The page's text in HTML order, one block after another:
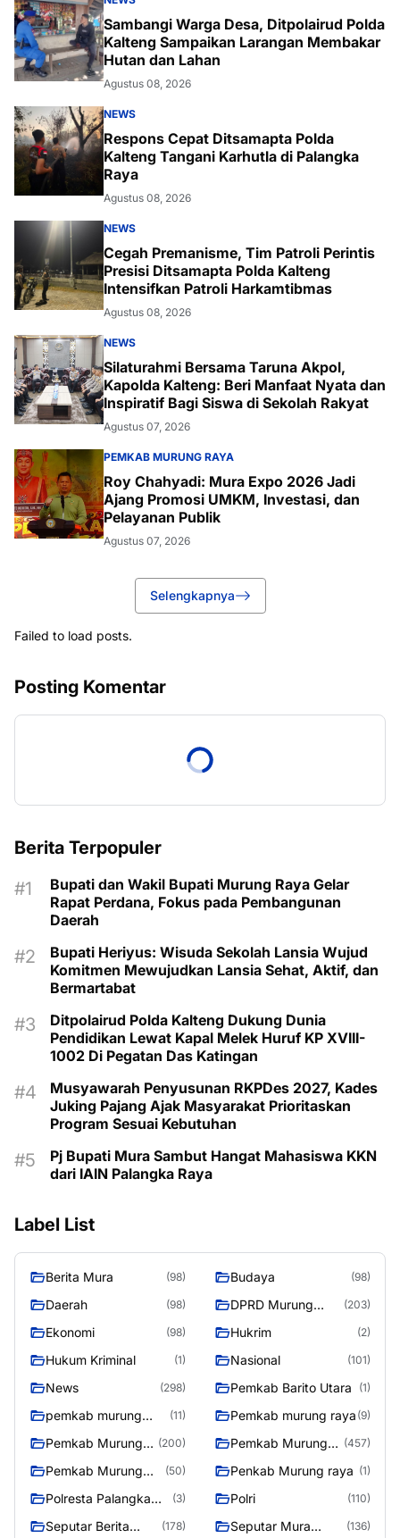
Sambangi Warga Desa, Ditpolairud Polda
Kalteng Sampaikan Larangan Membakar
Hutan dan Lahan
Agustus 08, 2026
NEWS
Respons Cepat Ditsamapta Polda
Kalteng Tangani Karhutla di Palangka
Raya
Agustus 08, 2026
NEWS
Cegah Premanisme, Tim Patroli Perintis
Presisi Ditsamapta Polda Kalteng
Intensifkan Patroli Harkamtibmas
Agustus 08, 2026
NEWS
Silaturahmi Bersama Taruna Akpol,
Kapolda Kalteng: Beri Manfaat Nyata dan
Inspiratif Bagi Siswa di Sekolah Rakyat
Agustus 07, 2026
PEMKAB MURUNG RAYA
Roy Chahyadi: Mura Expo 2026 Jadi
Ajang Promosi UMKM, Investasi, dan
Pelayanan Publik
Agustus 07, 2026
Selengkapnya
Failed to load posts.
Posting Komentar
Berita Terpopuler
Bupati dan Wakil Bupati Murung Raya Gelar
Rapat Perdana, Fokus pada Pembangunan
Daerah
Bupati Heriyus: Wisuda Sekolah Lansia Wujud
Komitmen Mewujudkan Lansia Sehat, Aktif, dan
Bermartabat
Ditpolairud Polda Kalteng Dukung Dunia
Pendidikan Lewat Kapal Melek Huruf KP XVIII-
1002 Di Pegatan Das Katingan
Musyawarah Penyusunan RKPDes 2027, Kades
Juking Pajang Ajak Masyarakat Prioritaskan
Program Sesuai Kebutuhan
Pj Bupati Mura Sambut Hangat Mahasiswa KKN
dari IAIN Palangka Raya
Label List
Berita Mura (98) Budaya (98)
Daerah (98)
DPRD Murung
(203)
Ekonomi (98) Hukrim (2)
Hukum Kriminal (1) Nasional (101)
News (298) Pemkab Barito Utara (1)
pemkab murung
(11) Pemkab murung raya (9)
Pemkab Murung
(200)
Pemkab Murung
(457)
Pemkab Murung
(50) Penkab Murung raya (1)
Polresta Palangka
(3) Polri (110)
Seputar Berita
(178)
Seputar Mura
(136)